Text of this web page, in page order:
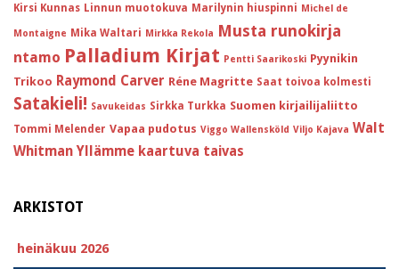
Kirsi Kunnas Linnun muotokuva Marilynin hiuspinni Michel de
Montaigne Mika Waltari Mirkka Rekola Musta runokirja
ntamo Palladium Kirjat Pentti Saarikoski Pyynikin
Trikoo Raymond Carver Réne Magritte Saat toivoa kolmesti
Satakieli! Savukeidas Sirkka Turkka Suomen kirjailijaliitto
Tommi Melender Vapaa pudotus Viggo Wallensköld Viljo Kajava Walt
Whitman Yllämme kaartuva taivas
ARKISTOT
heinäkuu 2026